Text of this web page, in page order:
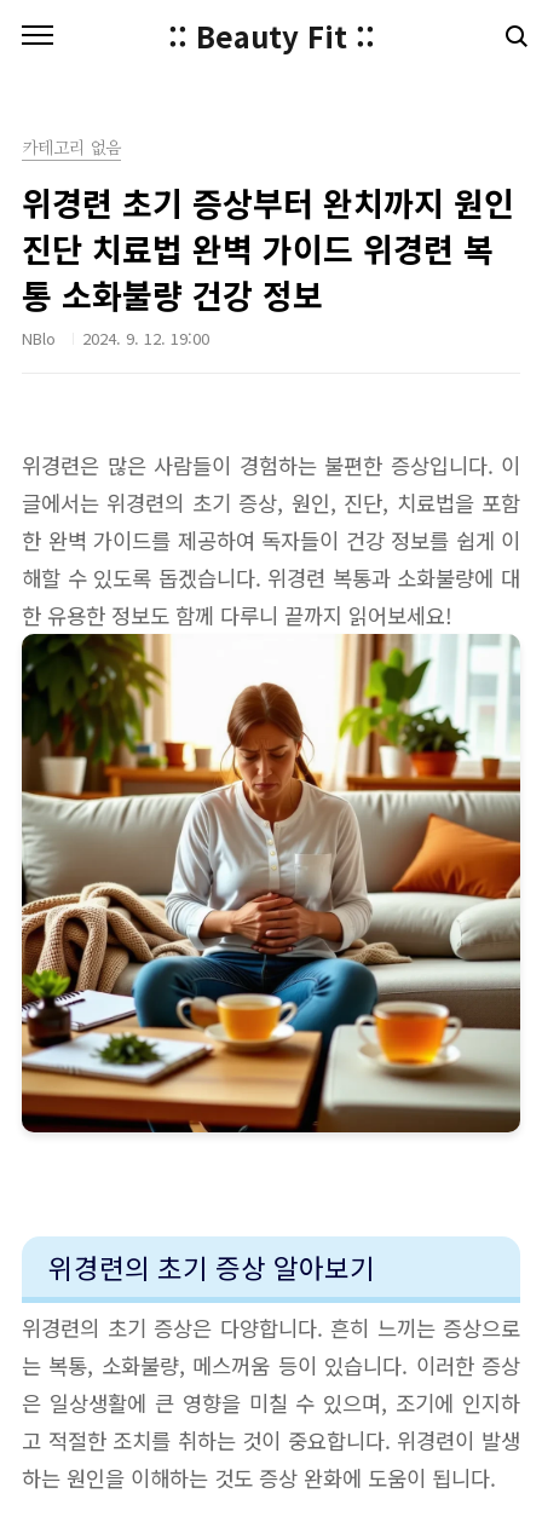
:: Beauty Fit ::
카테고리 없음
위경련 초기 증상부터 완치까지 원인
진단 치료법 완벽 가이드 위경련 복
통 소화불량 건강 정보
NBlo 2024. 9. 12. 19:00
위경련은 많은 사람들이 경험하는 불편한 증상입니다. 이
글에서는 위경련의 초기 증상, 원인, 진단, 치료법을 포함
한 완벽 가이드를 제공하여 독자들이 건강 정보를 쉽게 이
해할 수 있도록 돕겠습니다. 위경련 복통과 소화불량에 대
한 유용한 정보도 함께 다루니 끝까지 읽어보세요!
위경련의 초기 증상 알아보기
위경련의 초기 증상은 다양합니다. 흔히 느끼는 증상으로
는 복통, 소화불량, 메스꺼움 등이 있습니다. 이러한 증상
은 일상생활에 큰 영향을 미칠 수 있으며, 조기에 인지하
고 적절한 조치를 취하는 것이 중요합니다. 위경련이 발생
하는 원인을 이해하는 것도 증상 완화에 도움이 됩니다.